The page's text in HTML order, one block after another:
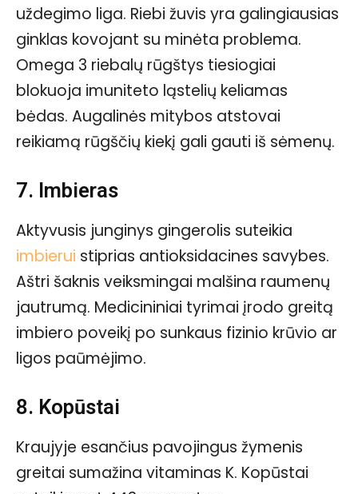
uždegimo liga. Riebi žuvis yra galingiausias
ginklas kovojant su minėta problema.
Omega 3 riebalų rūgštys tiesiogiai
blokuoja imuniteto ląstelių keliamas
bėdas. Augalinės mitybos atstovai
reikiamą rūgščių kiekį gali gauti iš sėmenų.
7. Imbieras
Aktyvusis junginys gingerolis suteikia
imbierui stiprias antioksidacines savybes.
Aštri šaknis veiksmingai malšina raumenų
jautrumą. Medicininiai tyrimai įrodo greitą
imbiero poveikį po sunkaus fizinio krūvio ar
ligos paūmėjimo.
8. Kopūstai
Kraujyje esančius pavojingus žymenis
greitai sumažina vitaminas K. Kopūstai